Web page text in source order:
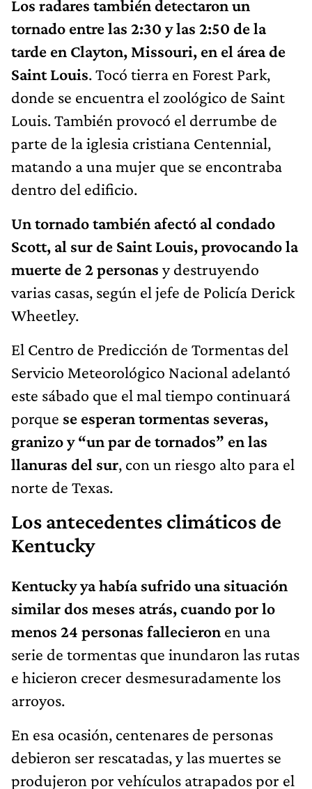
tornado entre las 2:30 y las 2:50 de la
tarde en Clayton, Missouri, en el área de
Saint Louis. Tocó tierra en Forest Park,
donde se encuentra el zoológico de Saint
Louis. También provocó el derrumbe de
parte de la iglesia cristiana Centennial,
matando a una mujer que se encontraba
dentro del edificio.
Scott, al sur de Saint Louis, provocando la
muerte de 2 personasy destruyendo
varias casas, según el jefe de Policía Derick
Wheetley.
Servicio Meteorológico Nacional adelantó
este sábado que el mal tiempo continuará
porquese esperan tormentas severas,
granizo y “un par de tornados” en las
llanuras del sur, con un riesgo alto para el
norte de Texas.
Kentucky
similar dos meses atrás, cuando por lo
menos 24 personas fallecieronen una
serie de tormentas que inundaron las rutas
e hicieron crecer desmesuradamente los
arroyos.
debieron ser rescatadas, y las muertes se
produjeron por vehículos atrapados por el